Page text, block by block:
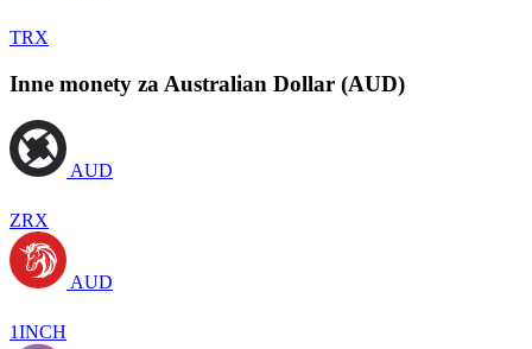
TRX
Inne monety za Australian Dollar (AUD)
AUD
ZRX
AUD
1INCH